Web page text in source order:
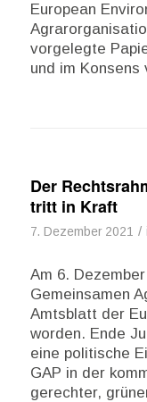
European
vorgelegte
und im
Der
tritt in Kraft
7. Dezember 2021 /
Am 6.
Gemeinsamen
Amtsblatt der
worden. Ende
eine politische
GAP in der
gerechter,